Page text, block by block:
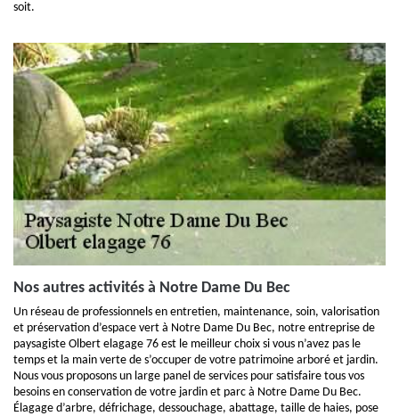
soit.
Nos autres activités à Notre Dame Du Bec
Un réseau de professionnels en entretien, maintenance, soin, valorisation
et préservation d’espace vert à Notre Dame Du Bec, notre entreprise de
paysagiste Olbert elagage 76 est le meilleur choix si vous n’avez pas le
temps et la main verte de s’occuper de votre patrimoine arboré et jardin.
Nous vous proposons un large panel de services pour satisfaire tous vos
besoins en conservation de votre jardin et parc à Notre Dame Du Bec.
Élagage d’arbre, défrichage, dessouchage, abattage, taille de haies, pose